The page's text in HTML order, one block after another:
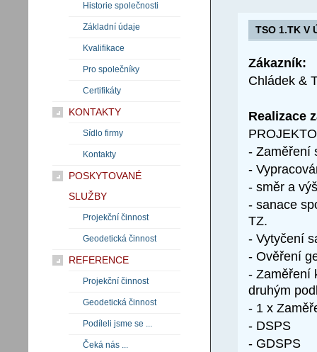
TSO 1.TK V
Zákazník:
Chládek &
Realizace
- Zaměření
-
- směr a
- sanace
TZ.
- Vytyčení
- Ověření
- Zaměření
druhým
- 1 x
- DSPS
- GDSPS
Historie společnosti
Základní údaje
Kvalifikace
Pro společníky
Certifikáty
KONTAKTY
Sídlo firmy
Kontakty
POSKYTOVANÉ
SLUŽBY
Projekční činnost
Geodetická činnost
REFERENCE
Projekční činnost
Geodetická činnost
Podíleli jsme se ...
Čeká nás ...